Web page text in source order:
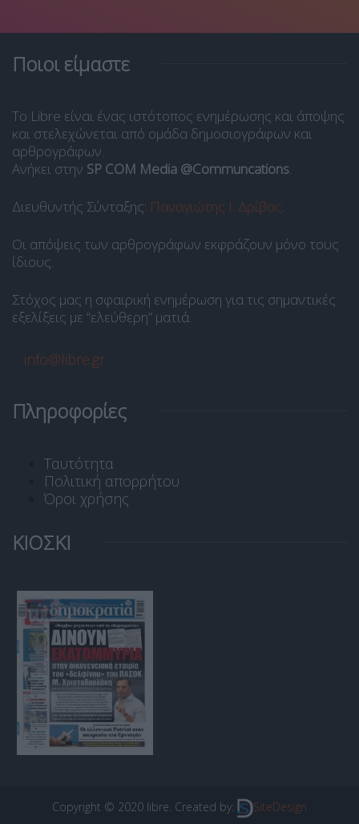
Ποιοι είμαστε
Το Libre είναι ένας ιστότοπος ενημέρωσης και άποψης
και στελεχώνεται από ομάδα δημοσιογράφων και
αρθρογράφων.
Ανήκει στην SP COM Media @Communcations.
Διευθυντής Σύνταξης: Παναγιώτης Ι. Δρίβας.
Οι απόψεις των αρθρογράφων εκφράζουν μόνο τους
ίδιους.
Στόχος μας η σφαιρική ενημέρωση για τις σημαντικές
εξελίξεις με “ελεύθερη” ματιά.
info@libre.gr
Πληροφορίες
Ταυτότητα
Πολιτική απορρήτου
Όροι χρήσης
ΚΙΟΣΚΙ
Copyright © 2020 libre. Created by: SiteDesign